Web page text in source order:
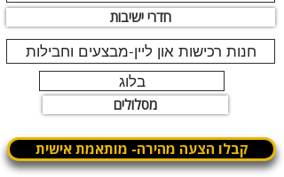
חדרי ישיבות
חנות רכישות און ליין-מבצעים וחבילות
בלוג
מסלולים
קבלו הצעה מהירה- מותאמת אישית